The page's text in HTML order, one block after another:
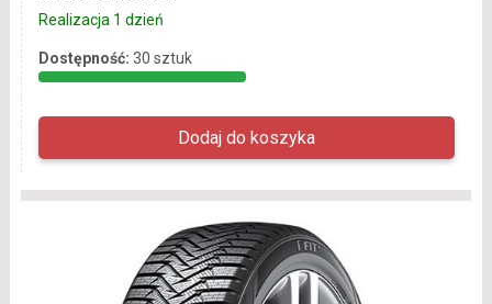
Realizacja 1 dzień
Dostępność: 30 sztuk